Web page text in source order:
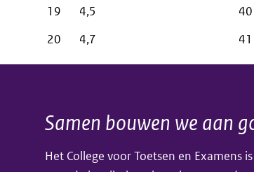
19
4,5
20
4,7
40
41
Algemene
informatie
Samen bouwen we aan
Het College voor Toetsen en Examens